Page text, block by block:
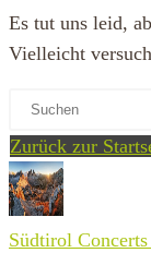
Es tut uns leid,
Vielleicht
Zurück zur
Südtirol